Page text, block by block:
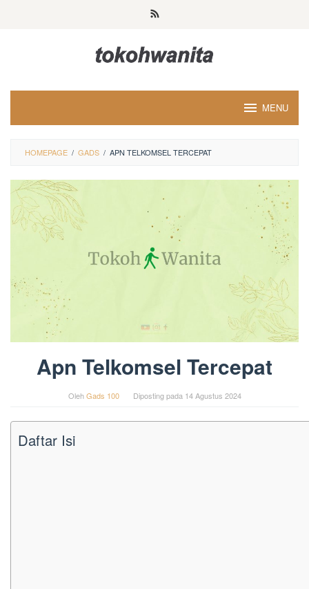
MENU
HOMEPAGE / GADS / APN TELKOMSEL TERCEPAT
Apn Telkomsel Tercepat
OlehGads 100 Diposting pada 14 Agustus 2024
Daftar Isi